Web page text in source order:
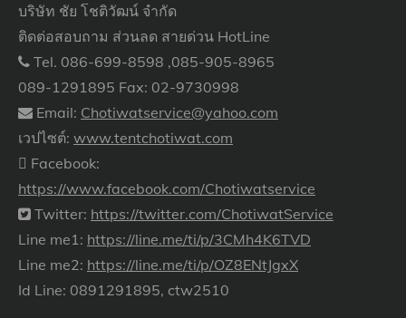
บริษัท ชัย โชติวัฒน์ จำกัด
ติดต่อสอบถาม ส่วนลด สายด่วน HotLine
Tel. 086-699-8598 ,085-905-8965
089-1291895 Fax: 02-9730998
Email: Chotiwatservice@yahoo.com
เวปไซต์: www.tentchotiwat.com
Facebook:
https://www.facebook.com/Chotiwatservice
Twitter: https://twitter.com/ChotiwatService
Line me1: https://line.me/ti/p/3CMh4K6TVD
Line me2: https://line.me/ti/p/OZ8ENtJgxX
Id Line: 0891291895, ctw2510